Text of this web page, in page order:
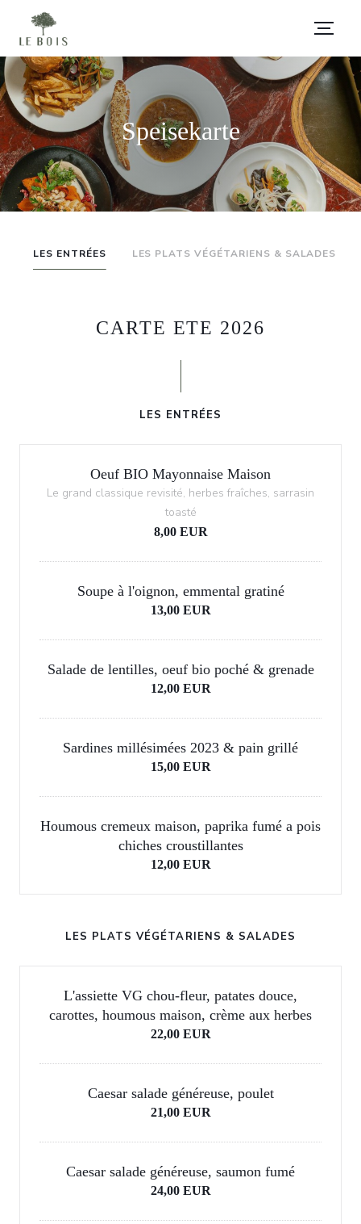
Speisekarte
LES ENTRÉES LES PLATS VÉGÉTARIENS & SALADES
CARTE ETE 2026
LES ENTRÉES
Oeuf BIO Mayonnaise Maison
Le grand classique revisité, herbes fraîches, sarrasin
toasté
8,00 EUR
Soupe à l'oignon, emmental gratiné
13,00 EUR
Salade de lentilles, oeuf bio poché & grenade
12,00 EUR
Sardines millésimées 2023 & pain grillé
15,00 EUR
Houmous cremeux maison, paprika fumé a pois
chiches croustillantes
12,00 EUR
LES PLATS VÉGÉTARIENS & SALADES
L'assiette VG chou-fleur, patates douce,
carottes, houmous maison, crème aux herbes
22,00 EUR
Caesar salade généreuse, poulet
21,00 EUR
Caesar salade généreuse, saumon fumé
24,00 EUR